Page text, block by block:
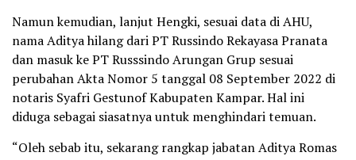
Namun kemudian, lanjut Hengki, sesuai data di AHU,
nama Aditya hilang dari PT Russindo Rekayasa Pranata
dan masuk ke PT Russsindo Arungan Grup sesuai
perubahan Akta Nomor 5 tanggal 08 September 2022 di
notaris Syafri Gestunof Kabupaten Kampar. Hal ini
diduga sebagai siasatnya untuk menghindari temuan.
“Oleh sebab itu, sekarang rangkap jabatan Aditya Romas